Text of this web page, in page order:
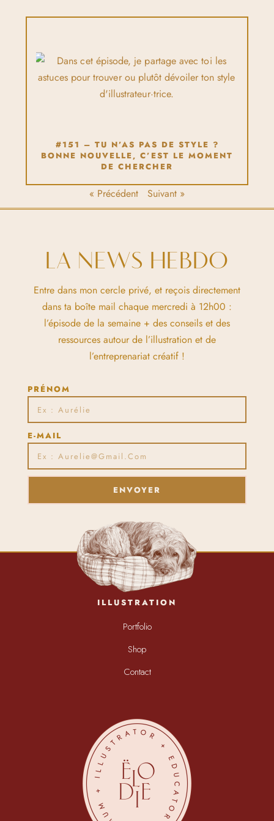
#151 – TU N’AS PAS DE STYLE ?
BONNE NOUVELLE, C’EST LE MOMENT
DE CHERCHER
« Précédent Suivant »
LA NEWS HEBDO
Entre dans mon cercle privé, et reçois directement
dans ta boîte mail chaque mercredi à 12h00 :
l’épisode de la semaine + des conseils et des
ressources autour de l’illustration et de
l’entreprenariat créatif !
PRÉNOM
E-MAIL
ENVOYER
ILLUSTRATION
Portfolio
Shop
Contact